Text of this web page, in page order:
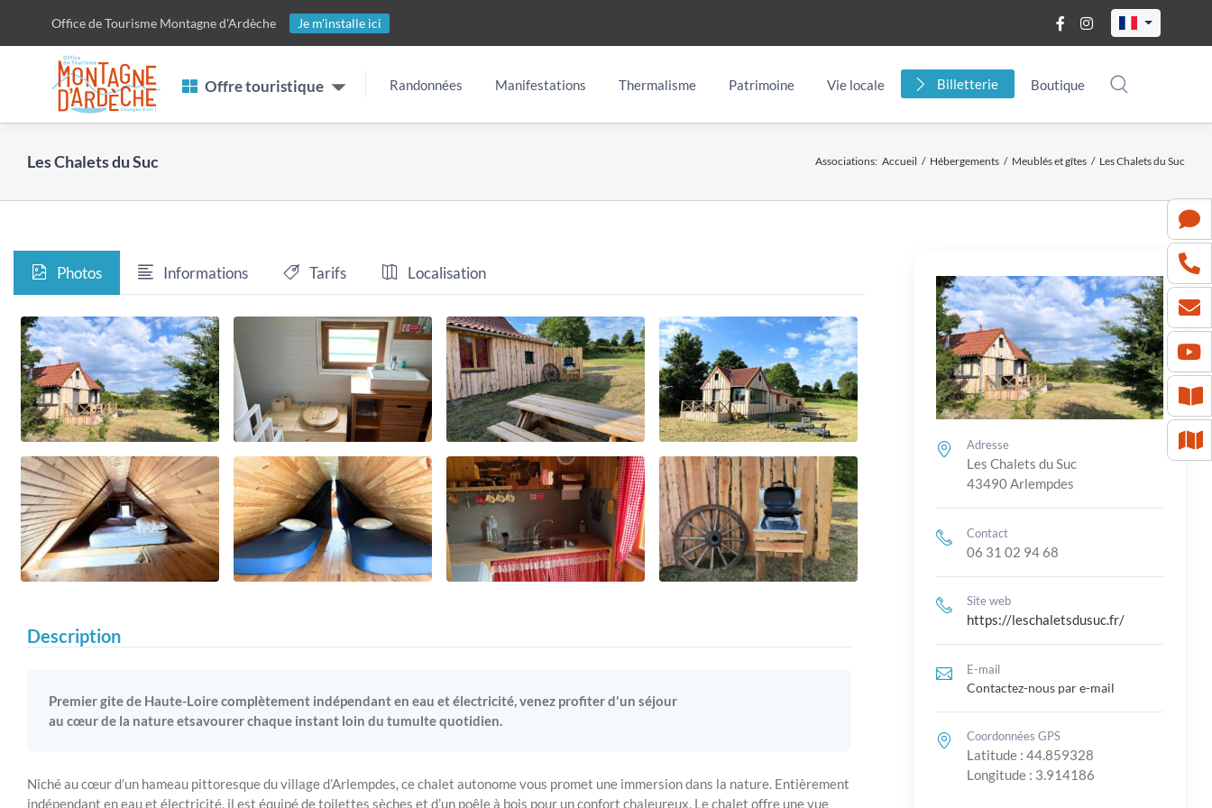
contenu
Office de Tourisme Montagne d'Ardèche Je m'installe ici
Offre touristique Randonnées Manifestations Thermalisme Patrimoine Vie locale Billetterie Boutique
Les Chalets du Suc Associations: Accueil / Hébergements / Meublés et gîtes / Les Chalets du Suc
Photos Informations Tarifs Localisation
Description
Premier gite de Haute-Loire complètement indépendant en eau et électricité, venez profiter d'un séjour
au cœur de la nature etsavourer chaque instant loin du tumulte quotidien.
Niché au cœur d’un hameau pittoresque du village d’Arlempdes, ce chalet autonome vous promet une immersion dans la nature. Entièrement
indépendant en eau et électricité, il est équipé de toilettes sèches et d’un poêle à bois pour un confort chaleureux. Le chalet offre une vue
Adresse
Les Chalets du Suc
43490 Arlempdes
Contact
06 31 02 94 68
Site web
https://leschaletsdusuc.fr/
E-mail
Contactez-nous par e-mail
Coordonnées GPS
Latitude : 44.859328
Longitude : 3.914186